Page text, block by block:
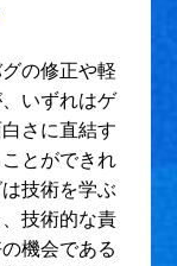
の修正や軽
いずれはゲ
さに直結す
とができれ
技術を学ぶ
技術的な責
機会である